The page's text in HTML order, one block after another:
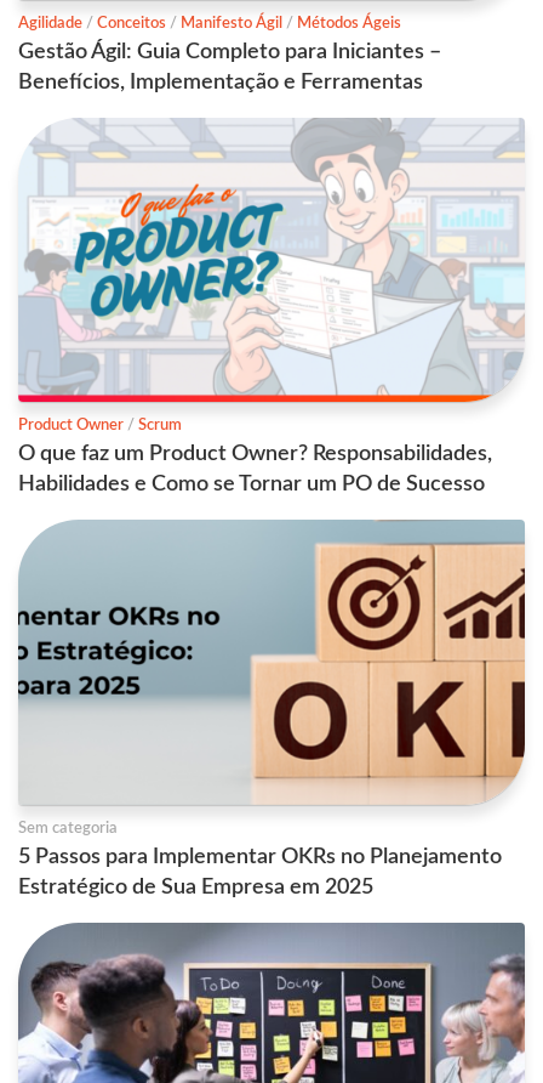
Agilidade / Conceitos / Manifesto Ágil / Métodos Ágeis
Gestão Ágil: Guia Completo para Iniciantes –
Benefícios, Implementação e Ferramentas
Product Owner / Scrum
O que faz um Product Owner? Responsabilidades,
Habilidades e Como se Tornar um PO de Sucesso
Sem categoria
5 Passos para Implementar OKRs no Planejamento
Estratégico de Sua Empresa em 2025